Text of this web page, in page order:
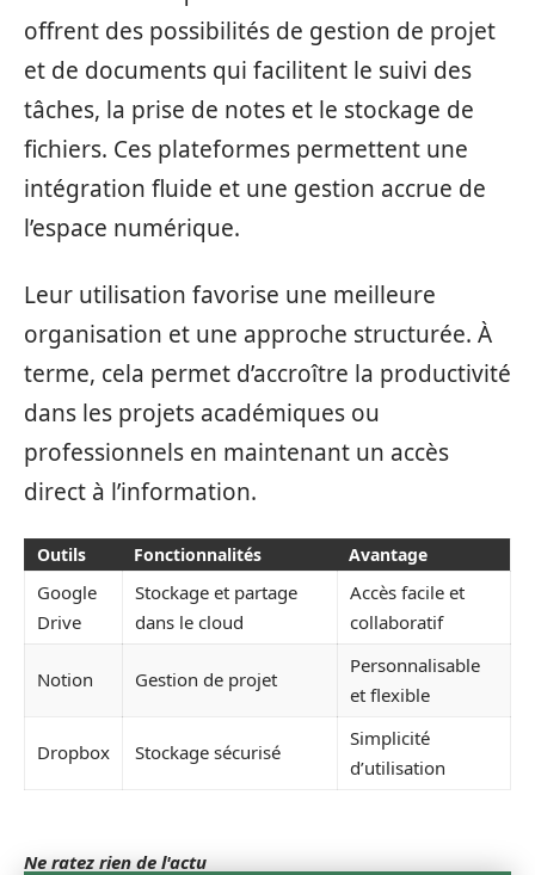
offrent des possibilités de gestion de projet
et de documents qui facilitent le suivi des
tâches, la prise de notes et le stockage de
fichiers. Ces plateformes permettent une
intégration fluide et une gestion accrue de
l’espace numérique.
Leur utilisation favorise une meilleure
organisation et une approche structurée. À
terme, cela permet d’accroître la productivité
dans les projets académiques ou
professionnels en maintenant un accès
direct à l’information.
Outils Fonctionnalités Avantage
Google
Drive
Stockage et partage
dans le cloud
Accès facile et
collaboratif
Notion Gestion de projet
Personnalisable
et flexible
Dropbox Stockage sécurisé
Simplicité
d’utilisation
Ne ratez rien de l'actu